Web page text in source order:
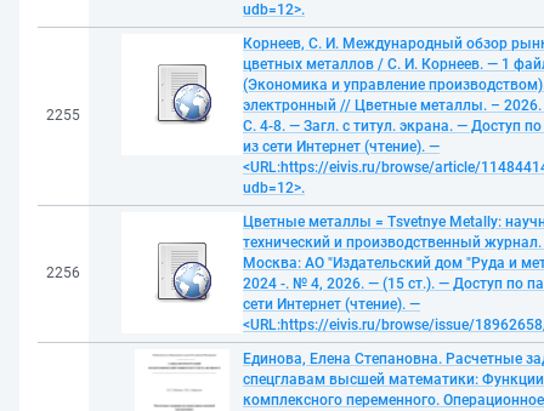
udb=12>.
2255
Корнеев, С. И. Международный обзор
цветных металлов / С. И. Корнеев. — 1
(Экономика и управление
электронный // Цветные металлы. –
С. 4-8. — Загл. с титул. экрана. — Доступ
из сети Интернет (чтение). —
<URL:https://eivis.ru/browse/article/
udb=12>.
2256
Цветные металлы = Tsvetnye Metally:
технический и производственный
Москва: АО "Издательский дом "Руда и
2024 -. № 4, 2026. — (15 ст.). — Доступ по
сети Интернет (чтение). —
<URL:https://eivis.ru/browse/issue/
Единова, Елена Степановна. Расчетные
спецглавам высшей математики: Функции
комплексного переменного. Операционное